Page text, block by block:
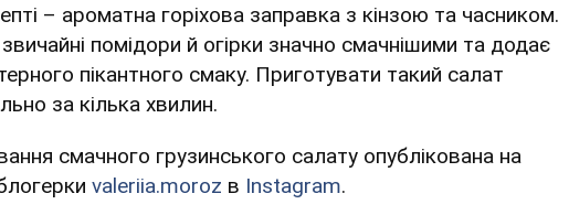
– ароматна горіхова заправка з кінзою та часником.
помідори й огірки значно смачнішими та додає
пікантного смаку. Приготувати такий салат
за кілька хвилин.
смачного грузинського салату опублікована на
valeriia.moroz в Instagram.